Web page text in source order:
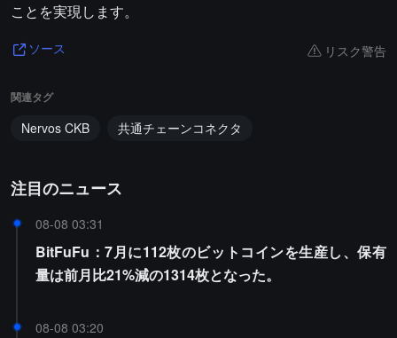
ことを実現します。
ソース リスク警告
関連タグ
Nervos CKB 共通チェーンコネクタ
注目のニュース
08-08 03:31
BitFuFu：7月に112枚のビットコインを生産し、保有
量は前月比21%減の1314枚となった。
08-08 03:20